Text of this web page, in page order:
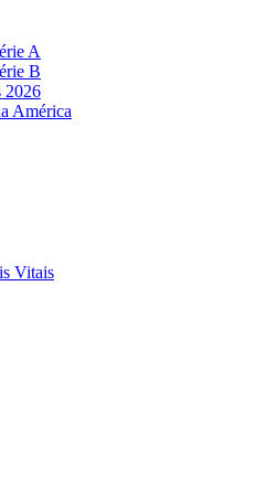
A
B
2026
América
Vitais